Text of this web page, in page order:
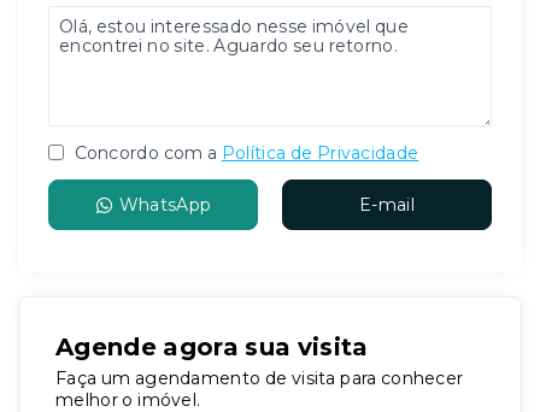
Concordo com a Política de Privacidade
WhatsApp E-mail
Agende agora sua visita
Faça um agendamento de visita para conhecer
melhor o imóvel.